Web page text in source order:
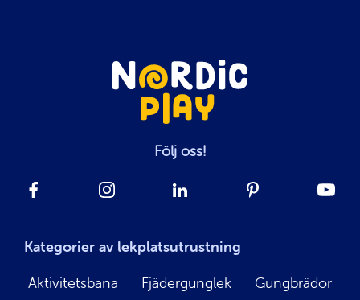
Följ oss!
Kategorier av lekplatsutrustning
Aktivitetsbana
Fjädergunglek
Gungbrädor